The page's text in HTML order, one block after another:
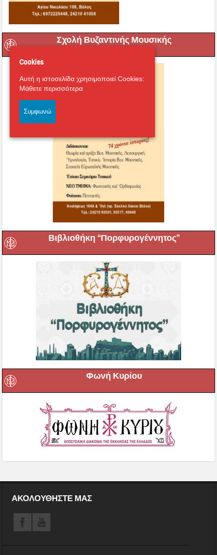
Σχολή Βυζαντινής Μουσικής
Βιβλιοθήκη “Πορφυρογέννητος”
Φωνή Κυρίου
ΑΚΟΛΟΥΘΗΣΤΕ ΜΑΣ
Cookies
Αυτή η ιστοσελίδα χρησιμοποιεί Cookies:
Μάθετε περισσότερα
Συμφωνώ